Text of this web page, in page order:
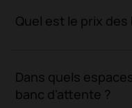
Quel est le prix
Dans quels
banc d'attente ?